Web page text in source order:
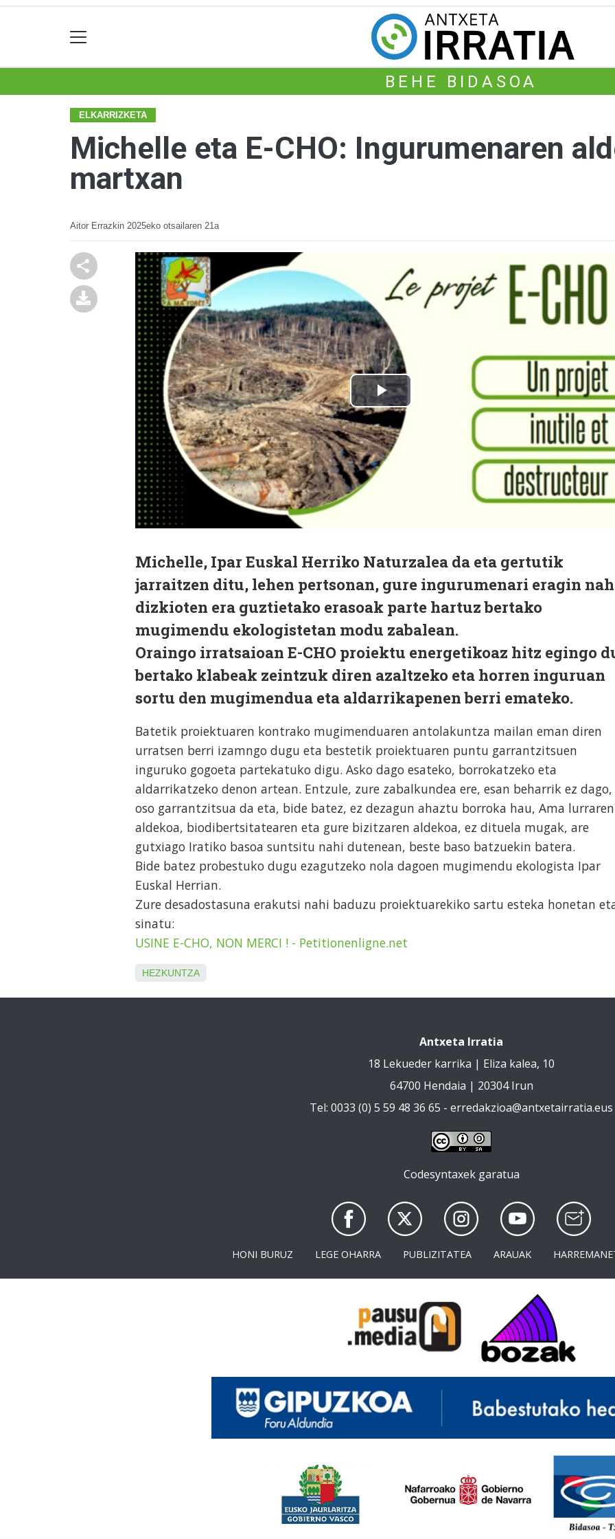
BEHE BIDASOA
ELKARRIZKETA
Michelle eta E-CHO: Ingurumenaren
martxan
Aitor Errazkin 2025eko otsailaren 21a
Michelle, Ipar Euskal Herriko Naturzalea da eta gertutik
jarraitzen ditu, lehen pertsonan, gure ingurumenari eragin
dizkioten era guztietako erasoak parte hartuz bertako
mugimendu ekologistetan modu zabalean.
Oraingo irratsaioan E-CHO proiektu energetikoaz hitz egingo
bertako klabeak zeintzuk diren azaltzeko eta horren inguruan
sortu den mugimendua eta aldarrikapenen berri emateko.
Batetik proiektuaren kontrako mugimenduaren antolakuntza mailan eman diren
urratsen berri izamngo dugu eta bestetik proiektuaren puntu garrantzitsuen
inguruko gogoeta partekatuko digu. Asko dago esateko, borrokatzeko eta
aldarrikatzeko denon artean. Entzule, zure zabalkundea ere, esan beharrik ez dago,
oso garrantzitsua da eta, bide batez, ez dezagun ahaztu borroka hau, Ama lurraren
aldekoa, biodibertsitatearen eta gure bizitzaren aldekoa, ez dituela mugak, are
gutxiago Iratiko basoa suntsitu nahi dutenean, beste baso batzuekin batera.
Bide batez probestuko dugu ezagutzeko nola dagoen mugimendu ekologista Ipar
Euskal Herrian.
Zure desadostasuna erakutsi nahi baduzu proiektuarekiko sartu esteka honetan
sinatu:
USINE E-CHO, NON MERCI ! - Petitionenligne.net
HEZKUNTZA
Antxeta Irratia
18 Lekueder karrika | Eliza kalea, 10
64700 Hendaia | 20304 Irun
Tel: 0033 (0) 5 59 48 36 65 - erredakzioa@antxetairratia.eus
Codesyntaxek garatua
HONI BURUZ LEGE OHARRA PUBLIZITATEA ARAUAK